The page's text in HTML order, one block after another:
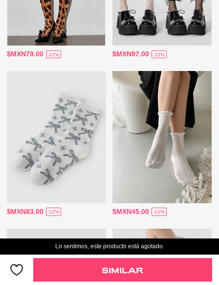
$MXN79.00 -12% $MXN97.00 -12%
$MXN83.00 -12% $MXN45.00 -12%
Lo sentimos, este producto está agotado.
SIMILAR